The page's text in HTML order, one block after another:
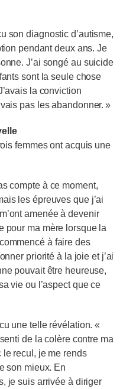
son diagnostic d’autisme,
pendant deux ans. Je
J’ai songé au suicide
sont la seule chose
la conviction
pas les abandonner. »
femmes ont acquis une
compte à ce moment,
les épreuves que j’ai
amenée à devenir
pour ma mère lorsque la
à faire des
priorité à la joie et j’ai
pouvait être heureuse,
vie ou l’aspect que ce
une telle révélation. «
de la colère contre ma
le recul, je me rends
son mieux. En
je suis arrivée à diriger